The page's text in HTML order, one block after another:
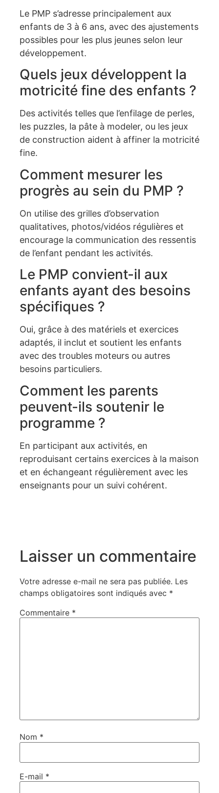
Le PMP s’adresse principalement aux
enfants de 3 à 6 ans, avec des ajustements
possibles pour les plus jeunes selon leur
développement.
Quels jeux développent la
motricité fine des enfants ?
Des activités telles que l’enfilage de perles,
les puzzles, la pâte à modeler, ou les jeux
de construction aident à affiner la motricité
fine.
Comment mesurer les
progrès au sein du PMP ?
On utilise des grilles d’observation
qualitatives, photos/vidéos régulières et
encourage la communication des ressentis
de l’enfant pendant les activités.
Le PMP convient-il aux
enfants ayant des besoins
spécifiques ?
Oui, grâce à des matériels et exercices
adaptés, il inclut et soutient les enfants
avec des troubles moteurs ou autres
besoins particuliers.
Comment les parents
peuvent-ils soutenir le
programme ?
En participant aux activités, en
reproduisant certains exercices à la maison
et en échangeant régulièrement avec les
enseignants pour un suivi cohérent.
Laisser un commentaire
Votre adresse e-mail ne sera pas publiée. Les
champs obligatoires sont indiqués avec *
Commentaire *
Nom *
E-mail *